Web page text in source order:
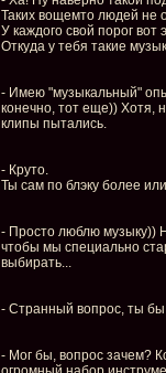
Таких вощемто людей не
У каждого свой порог
Откуда у тебя такие
- Имею "музыкальный"
конечно, тот еще)) Хотя,
клипы пытались.
- Круто.
Ты сам по блэку более
- Просто люблю музыку))
чтобы мы специально
выбирать...
- Странный вопрос, ты бы
- Мог бы, вопрос зачем?